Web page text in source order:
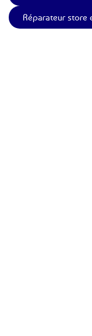
Réparateur store